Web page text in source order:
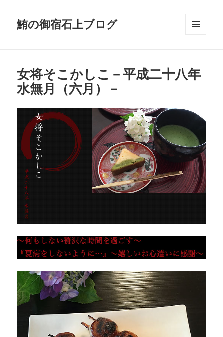
鮪の御宿石上ブログ
ット
女将そこかしこ－平成二十八年
水無月（六月）－